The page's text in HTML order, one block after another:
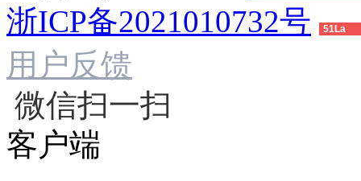
浙ICP备2021010732号
51La
用户反馈
微信扫一扫
客户端